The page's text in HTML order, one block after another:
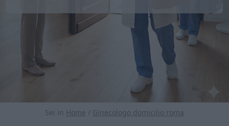
Sei in Home / Ginecologo domicilio roma